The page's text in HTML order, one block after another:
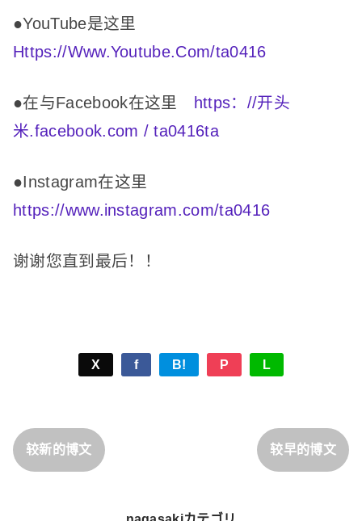
●YouTube是这里
Https://Www.Youtube.Com/ta0416
●在与Facebook在这里
https：//开头
米.facebook.com / ta0416ta
●Instagram在这里
https://www.instagram.com/ta0416
谢谢您直到最后！ ！
X f B! P L
较新的博文 较早的博文